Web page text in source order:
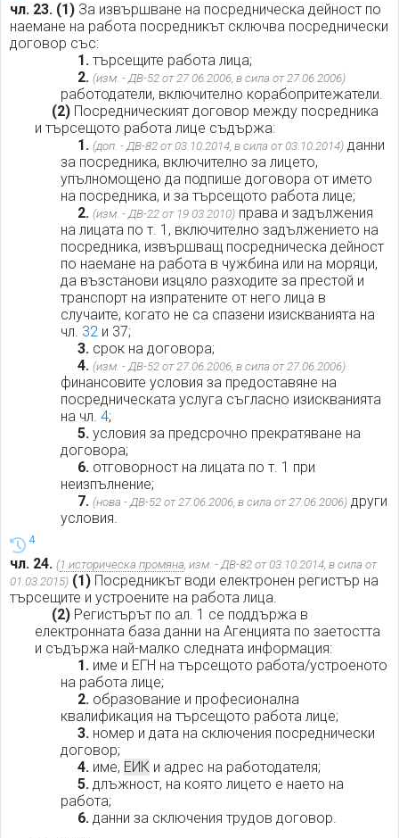
чл. 23. (1) За извършване на посредническа дейност по
наемане на работа посредникът сключва посреднически
договор със:
1.търсещите работа лица;
2. (изм. - ДВ-52 от 27.06.2006, в сила от 27.06.2006)
работодатели, включително корабопритежатели.
(2) Посредническият договор между посредника
и търсещото работа лице съдържа:
1. (доп. - ДВ-82 от 03.10.2014, в сила от 03.10.2014)данни
за посредника, включително за лицето,
упълномощено да подпише договора от името
на посредника, и за търсещото работа лице;
2. (изм. - ДВ-22 от 19.03.2010)права и задължения
на лицата по т. 1, включително задължението на
посредника, извършващ посредническа дейност
по наемане на работа в чужбина или на моряци,
да възстанови изцяло разходите за престой и
транспорт на изпратените от него лица в
случаите, когато не са спазени изискванията на
чл. 32и 37;
3.срок на договора;
4. (изм. - ДВ-52 от 27.06.2006, в сила от 27.06.2006)
финансовите условия за предоставяне на
посредническата услуга съгласно изискванията
на чл. 4;
5.условия за предсрочно прекратяване на
договора;
6.отговорност на лицата по т. 1 при
неизпълнение;
7. (нова - ДВ-52 от 27.06.2006, в сила от 27.06.2006)други
условия.
4
чл. 24. (1 историческа промяна, изм. - ДВ-82 от 03.10.2014, в сила от
01.03.2015) (1) Посредникът води електронен регистър на
търсещите и устроените на работа лица.
(2) Регистърът по ал. 1 се поддържа в
електронната база данни на Агенцията по заетостта
и съдържа най-малко следната информация:
1.име и ЕГН на търсещото работа/устроеното
на работа лице;
2.образование и професионална
квалификация на търсещото работа лице;
3.номер и дата на сключения посреднически
договор;
4.име, ЕИКи адрес на работодателя;
5.длъжност, на която лицето е наето на
работа;
6.данни за сключения трудов договор.